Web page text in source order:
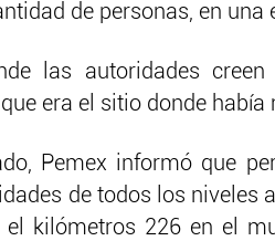
de personas, en una
las autoridades
era el sitio donde
Pemex informó que
de todos los niveles
el kilómetros 226 en el